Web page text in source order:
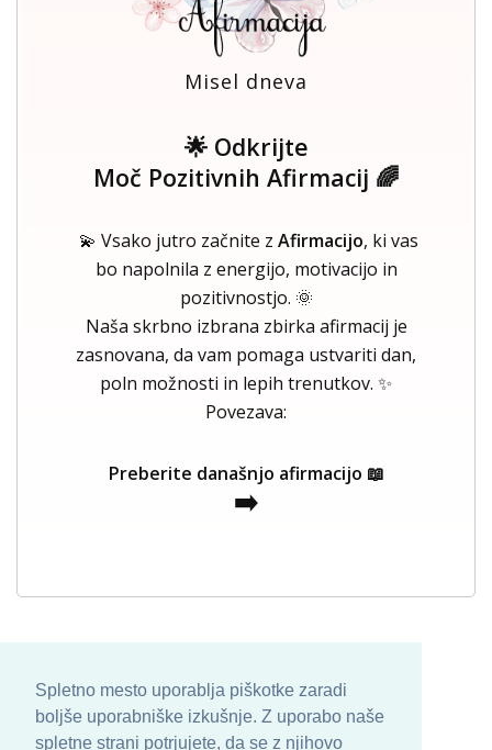
Spletno mesto uporablja piškotke zaradi
boljše uporabniške izkušnje. Z uporabo naše
spletne strani potrjujete, da se z njihovo
Misel dneva
🌟 Odkrijte
Moč Pozitivnih Afirmacij 🌈
💫 Vsako jutro začnite z Afirmacijo, ki vas
bo napolnila z energijo, motivacijo in
pozitivnostjo. 🌞
Naša skrbno izbrana zbirka afirmacij je
zasnovana, da vam pomaga ustvariti dan,
poln možnosti in lepih trenutkov. ✨
Povezava:
Preberite današnjo afirmacijo 📖
➡️